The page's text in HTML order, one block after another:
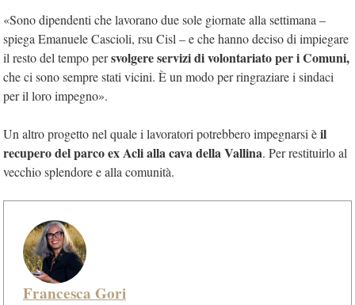
«Sono dipendenti che lavorano due sole giornate alla settimana –
spiega Emanuele Cascioli, rsu Cisl – e che hanno deciso di impiegare
il resto del tempo persvolgere servizi di volontariato per i Comuni,
che ci sono sempre stati vicini. È un modo per ringraziare i sindaci
per il loro impegno».
Un altro progetto nel quale i lavoratori potrebbero impegnarsi èil
recupero del parco ex Acli alla cava della Vallina. Per restituirlo al
vecchio splendore e alla comunità.
Francesca Gori